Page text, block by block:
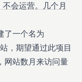
会运营。几个月
了一个名为
，期望通过此项目
网站数月来访问量